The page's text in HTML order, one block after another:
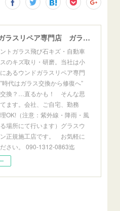
ウインドガラスリペア専門店 ガラスリペア・ヨシダ グラスウェルドジャパン 正規施工店 小松市
トガラス飛び石キズ・自動車
のキズ取り・研磨。当社は小
あるウンドガラスリペア専門
代はガラス交換から修復へ”
交換？…直るかも！ そんな思
ます。会社、ご自宅、勤務
OK!（注意：紫外線・降雨・風
場所にて行います）グラスウ
正規施工店です。 お気軽に
さい。 090-1312-0863迄